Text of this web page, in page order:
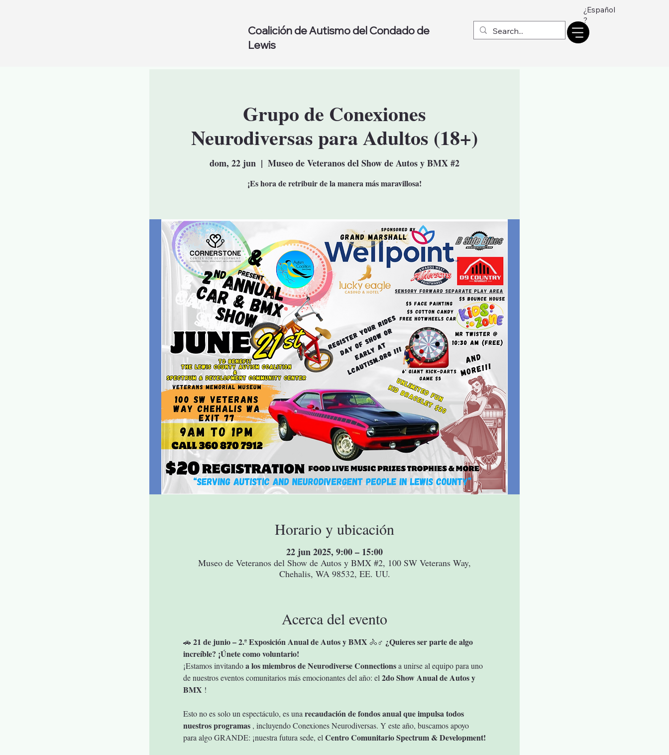
Coalición de Autismo del Condado de
Lewis
¿Español
?
Grupo de Conexiones
Neurodiversas para Adultos (18+)
dom, 22 jun
  |
Museo de Veteranos del Show de Autos y BMX #2
¡Es hora de retribuir de la manera más maravillosa!
Horario y ubicación
22 jun 2025, 9:00 – 15:00
Museo de Veteranos del Show de Autos y BMX #2, 100 SW Veterans Way,
Chehalis, WA 98532, EE. UU.
Acerca del evento
🚗 21 de junio – 2.ª Exposición Anual de Autos y BMX 🚴♂️ ¿Quieres ser parte de algo
increíble? ¡Únete como voluntario!
¡Estamos invitando a los miembros de Neurodiverse Connections a unirse al equipo para uno
de nuestros eventos comunitarios más emocionantes del año: el 2do Show Anual de Autos y
BMX !
Esto no es solo un espectáculo, es una recaudación de fondos anual que impulsa todos
nuestros programas , incluyendo Conexiones Neurodiversas. Y este año, buscamos apoyo
para algo GRANDE: ¡nuestra futura sede, el Centro Comunitario Spectrum & Development!